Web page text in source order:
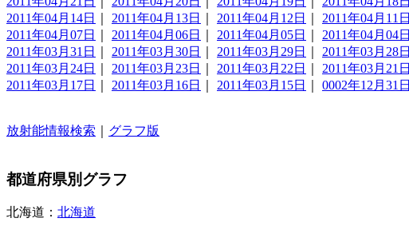
2011年04月14日
2011年04月13日 2011年04月12日 2011年04月11日
2011年04月07日
2011年04月06日 2011年04月05日 2011年04月04日
2011年03月31日
2011年03月30日 2011年03月29日 2011年03月28日
2011年03月24日
2011年03月23日 2011年03月22日 2011年03月21日
2011年03月17日
2011年03月16日 2011年03月15日 0002年12月31日
放射能情報検索 グラフ版
都道府県別グラフ
北海道： 北海道